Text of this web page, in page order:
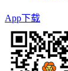
App下载